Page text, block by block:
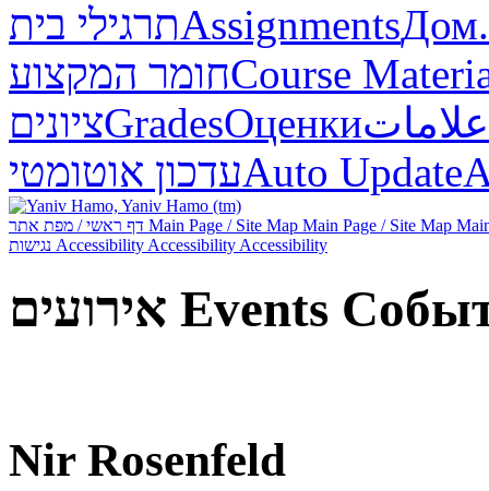
תרגילי ביתAssignmentsДом.
חומר המקצועCourse
ציוניםGradesОценкиعلامات
עדכון אוטומטיAuto Update
Main Page / Site Map Main Page / Site Map
Accessibility Accessibility Accessibility
אירועים Events
Nir Rosenfeld